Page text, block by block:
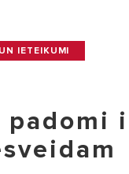
IETEIKUMI
padomi